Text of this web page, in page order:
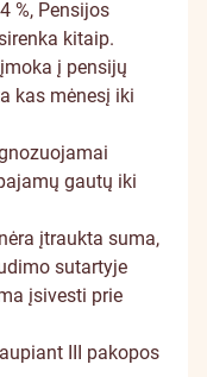
%, Pensijos
kitaip.
į pensijų
kas mėnesį iki
gautų iki
įtraukta suma,
sutartyje
įsivesti prie
III pakopos